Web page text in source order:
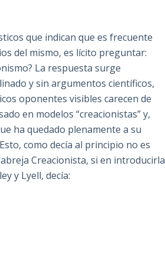
que indican que es frecuente
del mismo, es lícito preguntar:
La respuesta surge
y sin argumentos científicos,
oponentes visibles carecen de
en modelos “creacionistas” y,
ha quedado plenamente a su
como decía al principio no es
Creacionista, si en introducirla
y Lyell, decía: